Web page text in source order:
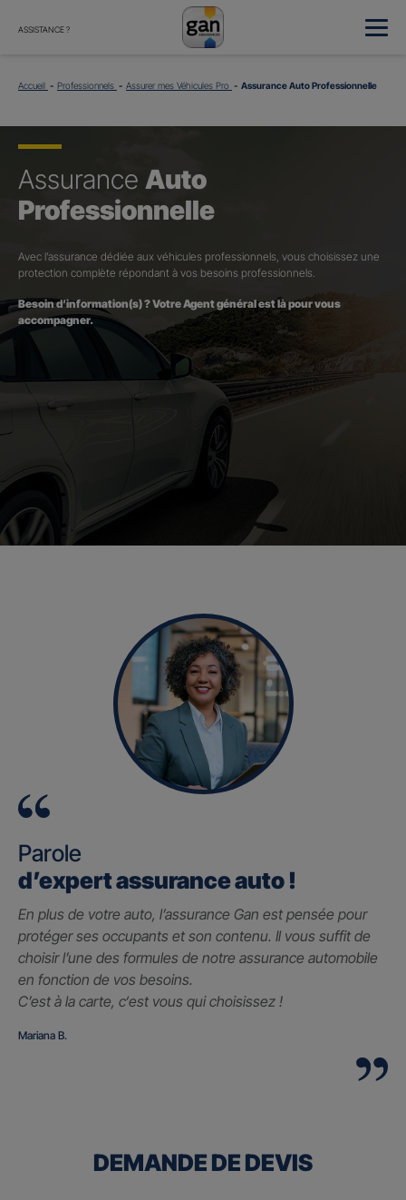
ASSISTANCE ?
Accueil Professionnels Assurer mes Véhicules Pro Assurance Auto Professionnelle
Assurance Auto
Professionnelle
Avec l’assurance dédiée aux véhicules professionnels, vous choisissez une
protection complète répondant à vos besoins professionnels.
Besoin d’information(s) ? Votre Agent général est là pour vous
accompagner.
Parole
d’expert assurance auto !
En plus de votre auto, l’assurance Gan est pensée pour
protéger ses occupants et son contenu. Il vous suffit de
choisir l’une des formules de notre assurance automobile
en fonction de vos besoins.
C’est à la carte, c‘est vous qui choisissez !
Mariana B.
DEMANDE DE DEVIS